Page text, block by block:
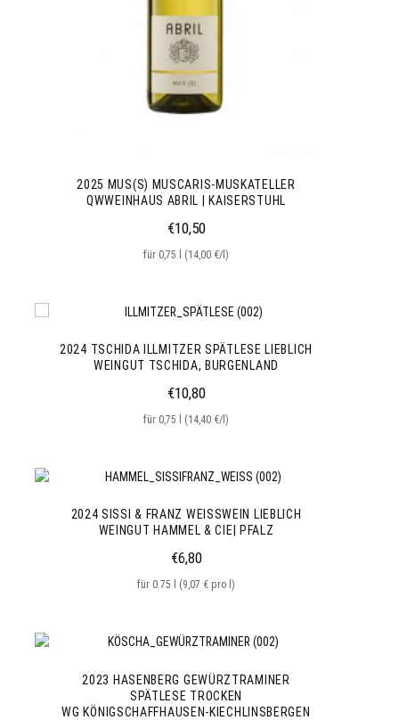
2025 MUS(S) MUSCARIS-MUSKATELLER
QWWEINHAUS ABRIL | KAISERSTUHL
€10,50
für 0,75 l (14,00 €/l)
2024 TSCHIDA ILLMITZER SPÄTLESE LIEBLICH
WEINGUT TSCHIDA, BURGENLAND
€10,80
für 0,75 l (14,40 €/l)
2024 SISSI & FRANZ WEISSWEIN LIEBLICH
WEINGUT HAMMEL & CIE| PFALZ
€6,80
für 0.75 l (9,07 € pro l)
2023 HASENBERG GEWÜRZTRAMINER
SPÄTLESE TROCKEN
WG KÖNIGSCHAFFHAUSEN-KIECHLINSBERGEN